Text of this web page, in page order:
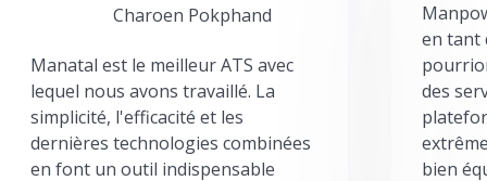
Charoen Pokphand
Manatal est le meilleur ATS avec
lequel nous avons travaillé. La
simplicité, l'efficacité et les
dernières technologies combinées
en font un outil indispensable
en tant
des
bien